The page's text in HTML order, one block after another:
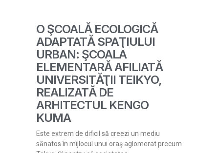
O ŞCOALĂ ECOLOGICĂ
ADAPTATĂ SPAŢIULUI
URBAN: ŞCOALA
ELEMENTARĂ AFILIATĂ
UNIVERSITĂŢII TEIKYO,
REALIZATĂ DE
ARHITECTUL KENGO
KUMA
Este extrem de dificil să creezi un mediu
sănatos în mijlocul unui oraş aglomerat precum